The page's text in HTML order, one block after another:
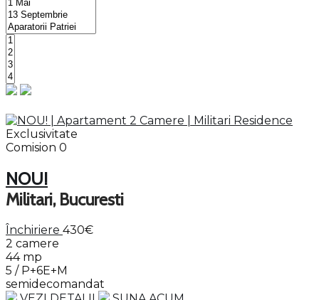
Exclusivitate
Comision 0
NOU!
Militari, Bucuresti
Închiriere 430€
2 camere
44 mp
5 / P+6E+M
semidecomandat